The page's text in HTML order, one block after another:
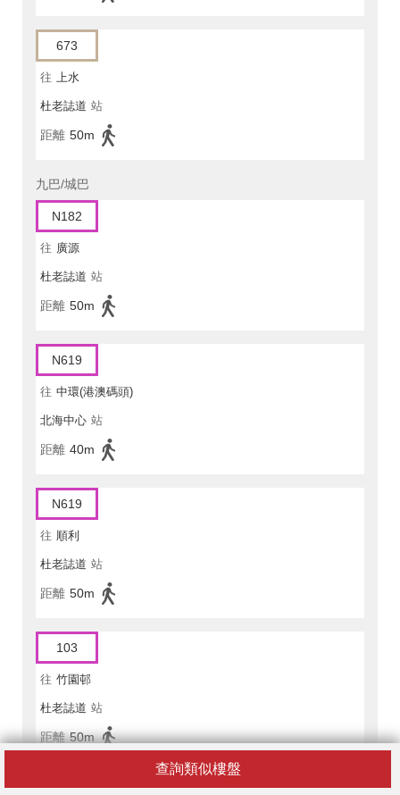
查詢類似樓盤
673
往 上水
杜老誌道 站
距離 50m
九巴/城巴
N182
往 廣源
杜老誌道 站
距離 50m
N619
往 中環(港澳碼頭)
北海中心 站
距離 40m
N619
往 順利
杜老誌道 站
距離 50m
103
往 竹園邨
杜老誌道 站
距離 50m
619